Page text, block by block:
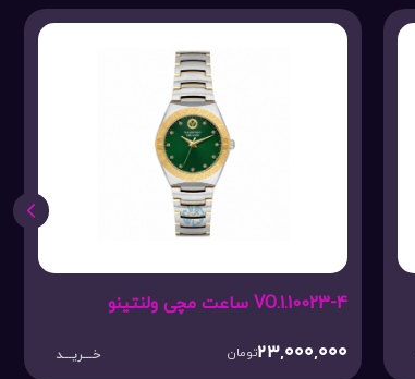
VO.1.10023-4 ساعت مچی ولنتینو
23,000,000تومان خـــریـــد